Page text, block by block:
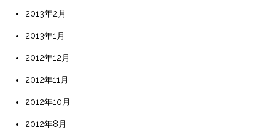
2013年2月
2013年1月
2012年12月
2012年11月
2012年10月
2012年8月